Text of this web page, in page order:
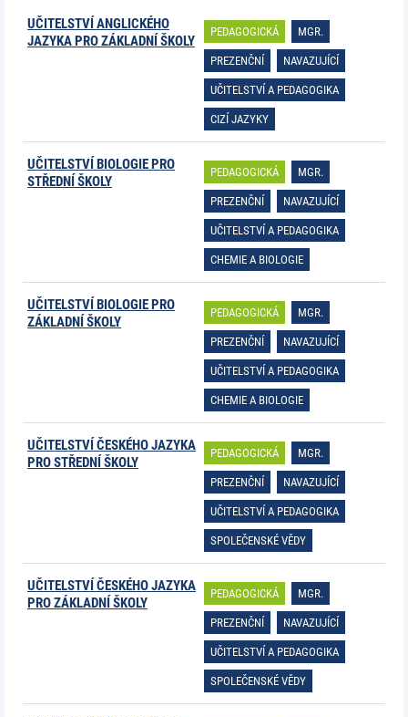
UČITELSTVÍ ANGLICKÉHO
JAZYKA PRO ZÁKLADNÍ ŠKOLY
PEDAGOGICKÁ MGR.
PREZENČNÍ NAVAZUJÍCÍ
UČITELSTVÍ A PEDAGOGIKA
CIZÍ JAZYKY
UČITELSTVÍ BIOLOGIE PRO
STŘEDNÍ ŠKOLY
PEDAGOGICKÁ MGR.
PREZENČNÍ NAVAZUJÍCÍ
UČITELSTVÍ A PEDAGOGIKA
CHEMIE A BIOLOGIE
UČITELSTVÍ BIOLOGIE PRO
ZÁKLADNÍ ŠKOLY
PEDAGOGICKÁ MGR.
PREZENČNÍ NAVAZUJÍCÍ
UČITELSTVÍ A PEDAGOGIKA
CHEMIE A BIOLOGIE
UČITELSTVÍ ČESKÉHO JAZYKA
PRO STŘEDNÍ ŠKOLY
PEDAGOGICKÁ MGR.
PREZENČNÍ NAVAZUJÍCÍ
UČITELSTVÍ A PEDAGOGIKA
SPOLEČENSKÉ VĚDY
UČITELSTVÍ ČESKÉHO JAZYKA
PRO ZÁKLADNÍ ŠKOLY
PEDAGOGICKÁ MGR.
PREZENČNÍ NAVAZUJÍCÍ
UČITELSTVÍ A PEDAGOGIKA
SPOLEČENSKÉ VĚDY